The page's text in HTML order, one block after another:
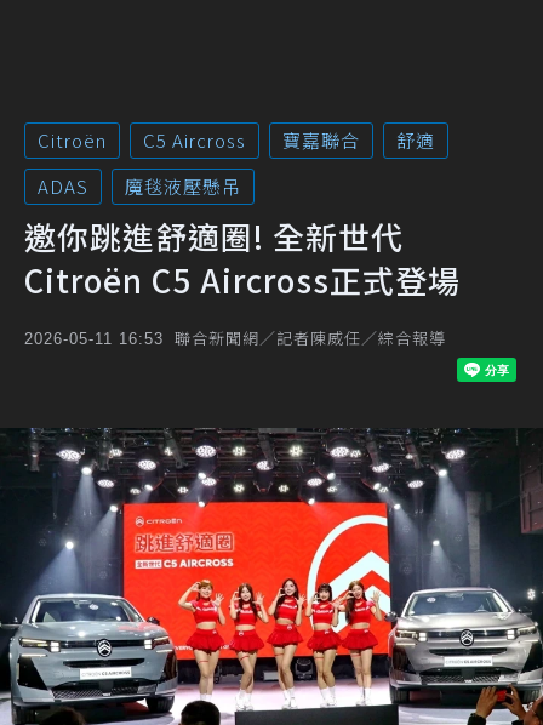
Citroën C5 Aircross 寶嘉聯合
舒適
ADAS
魔毯液壓懸吊
邀你跳進舒適圈! 全新世代
Citroën C5 Aircross正式登場
2026-05-11 16:53 聯合新聞網／記者陳威任／綜合報導